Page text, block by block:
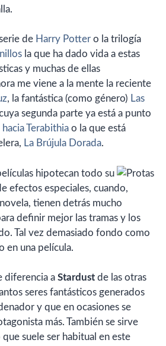
de Harry Potter o la trilogía
la que ha dado vida a estas
y muchas de ellas
me viene a la mente la reciente
, la fantástica (como género) Las
segunda parte ya está a punto
Terabithia o la que está
La Brújula Dorada.
hipotecan todo su
efectos especiales, cuando,
tienen detrás mucho
definir mejor las tramas y los
Tal vez demasiado fondo como
en una película.
diferencia a Stardust de las otras
seres fantásticos generados
y que en ocasiones se
más. También se sirve
suele ser habitual en este